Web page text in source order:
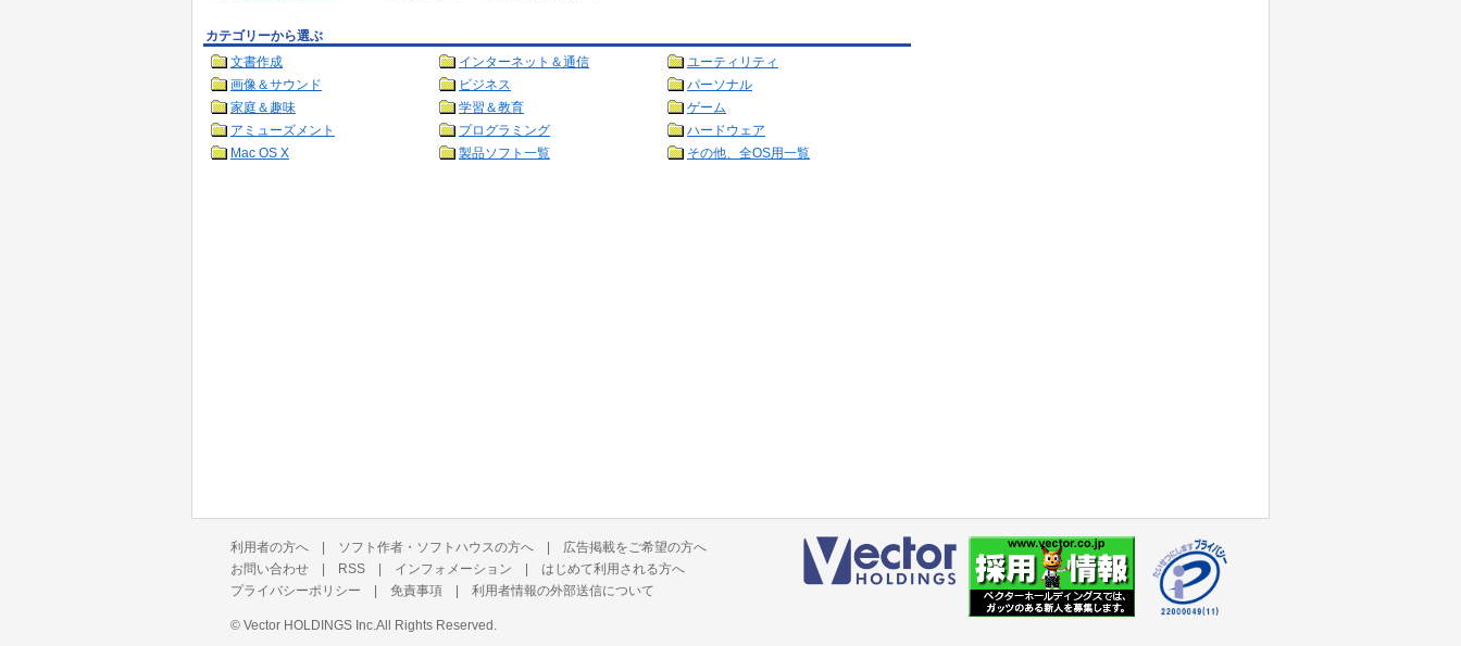
カテゴリーから選ぶ
文書作成
インターネット＆通信
ユーティリティ
画像＆サウンド
ビジネス
パーソナル
家庭＆趣味
学習＆教育
ゲーム
アミューズメント
プログラミング
ハードウェア
Mac OS X
製品ソフト一覧 その他、全OS用一覧
利用者の方へ | ソフト作者・ソフトハウスの方へ | 広告掲載をご希望の方へ
お問い合わせ | RSS | インフォメーション | はじめて利用される方へ
プライバシーポリシー | 免責事項 | 利用者情報の外部送信について
© Vector HOLDINGS Inc. All Rights Reserved.